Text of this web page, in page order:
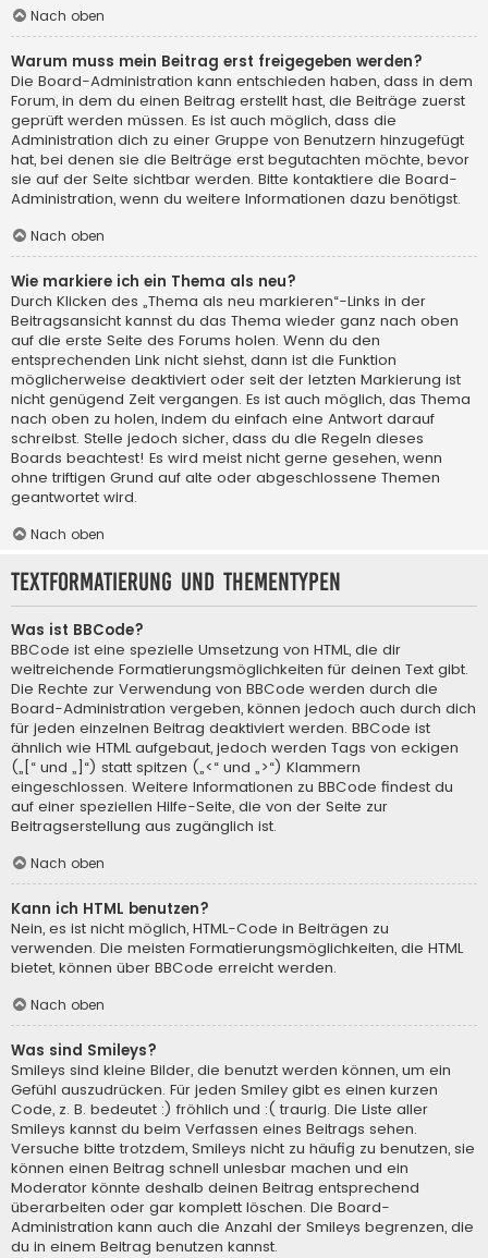
Nach oben
Warum muss mein Beitrag erst freigegeben werden?
Die Board-Administration kann entschieden haben, dass in dem
Forum, in dem du einen Beitrag erstellt hast, die Beiträge zuerst
geprüft werden müssen. Es ist auch möglich, dass die
Administration dich zu einer Gruppe von Benutzern hinzugefügt
hat, bei denen sie die Beiträge erst begutachten möchte, bevor
sie auf der Seite sichtbar werden. Bitte kontaktiere die Board-
Administration, wenn du weitere Informationen dazu benötigst.
Nach oben
Wie markiere ich ein Thema als neu?
Durch Klicken des „Thema als neu markieren“-Links in der
Beitragsansicht kannst du das Thema wieder ganz nach oben
auf die erste Seite des Forums holen. Wenn du den
entsprechenden Link nicht siehst, dann ist die Funktion
möglicherweise deaktiviert oder seit der letzten Markierung ist
nicht genügend Zeit vergangen. Es ist auch möglich, das Thema
nach oben zu holen, indem du einfach eine Antwort darauf
schreibst. Stelle jedoch sicher, dass du die Regeln dieses
Boards beachtest! Es wird meist nicht gerne gesehen, wenn
ohne triftigen Grund auf alte oder abgeschlossene Themen
geantwortet wird.
Nach oben
Textformatierung und Thementypen
Was ist BBCode?
BBCode ist eine spezielle Umsetzung von HTML, die dir
weitreichende Formatierungsmöglichkeiten für deinen Text gibt.
Die Rechte zur Verwendung von BBCode werden durch die
Board-Administration vergeben, können jedoch auch durch dich
für jeden einzelnen Beitrag deaktiviert werden. BBCode ist
ähnlich wie HTML aufgebaut, jedoch werden Tags von eckigen
(„[“ und „]“) statt spitzen („<“ und „>“) Klammern
eingeschlossen. Weitere Informationen zu BBCode findest du
auf einer speziellen Hilfe-Seite, die von der Seite zur
Beitragserstellung aus zugänglich ist.
Nach oben
Kann ich HTML benutzen?
Nein, es ist nicht möglich, HTML-Code in Beiträgen zu
verwenden. Die meisten Formatierungsmöglichkeiten, die HTML
bietet, können über BBCode erreicht werden.
Nach oben
Was sind Smileys?
Smileys sind kleine Bilder, die benutzt werden können, um ein
Gefühl auszudrücken. Für jeden Smiley gibt es einen kurzen
Code, z. B. bedeutet :) fröhlich und :( traurig. Die Liste aller
Smileys kannst du beim Verfassen eines Beitrags sehen.
Versuche bitte trotzdem, Smileys nicht zu häufig zu benutzen, sie
können einen Beitrag schnell unlesbar machen und ein
Moderator könnte deshalb deinen Beitrag entsprechend
überarbeiten oder gar komplett löschen. Die Board-
Administration kann auch die Anzahl der Smileys begrenzen, die
du in einem Beitrag benutzen kannst.